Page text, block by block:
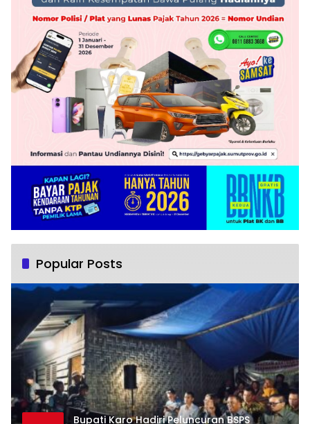
Popular Posts
Bupati Karo Hadiri Peluncuran BSPS